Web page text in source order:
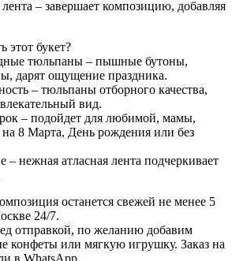
– завершает композицию, добавляя
этот букет?
тюльпаны – пышные бутоны,
дарят ощущение праздника.
– тюльпаны отборного качества,
вид.
– подойдет для любимой, мамы,
8 Марта, День рождения или без
нежная атласная лента подчеркивает
останется свежей не менее 5
24/7.
отправкой, по желанию добавим
конфеты или мягкую игрушку. Заказ на
в WhatsApp.